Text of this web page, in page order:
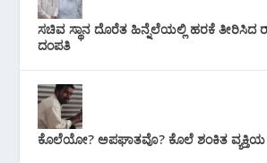
ಸಚಿವ ಸ್ಥಾನ ದೊರೆತ ಹಿನ್ನೆಲೆಯಲ್ಲಿ ಹರಕೆ
ದಂಪತಿ
ಕೊಲೆಯೋ? ಅಪಘಾತವೊ? ಕೊಲೆ ಶಂಕಿತ ವ್ಯಕ್ತಿಯ